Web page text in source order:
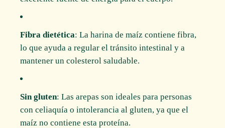
Fibra dietética: La harina de maíz contiene fibra,
lo que ayuda a regular el tránsito intestinal y a
mantener un colesterol saludable.
Sin gluten: Las arepas son ideales para personas
con celiaquía o intolerancia al gluten, ya que el
maíz no contiene esta proteína.